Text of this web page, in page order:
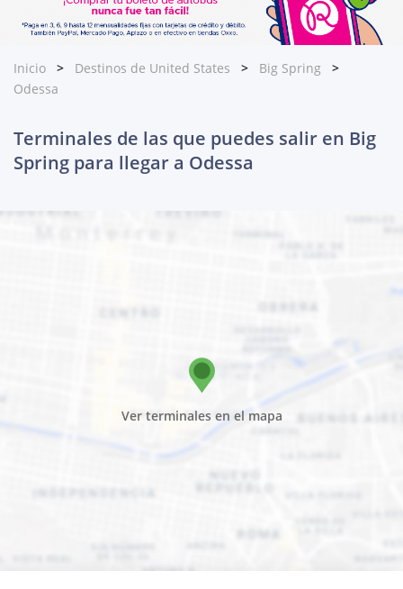
Inicio Destinos de United States
Big Spring
Odessa
Terminales de las que puedes salir en Big
Spring para llegar a Odessa
Ver terminales en el mapa